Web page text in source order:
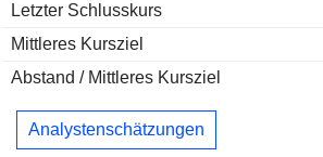
Letzter Schlusskurs
Mittleres Kursziel
Abstand / Mittleres Kursziel
Analystenschätzungen